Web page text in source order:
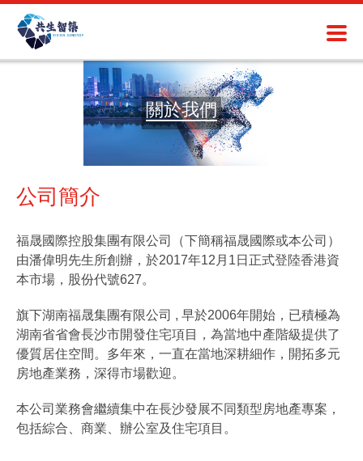
關於我們
公司簡介
福晟國際控股集團有限公司（下簡稱福晟國際或本公司）
由潘偉明先生所創辦，於2017年12月1日正式登陸香港資
本市場，股份代號627。
旗下湖南福晟集團有限公司 , 早於2006年開始，已積極為
湖南省省會長沙市開發住宅項目，為當地中產階級提供了
優質居住空間。多年來，一直在當地深耕細作，開拓多元
房地產業務，深得市場歡迎。
本公司業務會繼續集中在長沙發展不同類型房地產專案，
包括綜合、商業、辦公室及住宅項目。